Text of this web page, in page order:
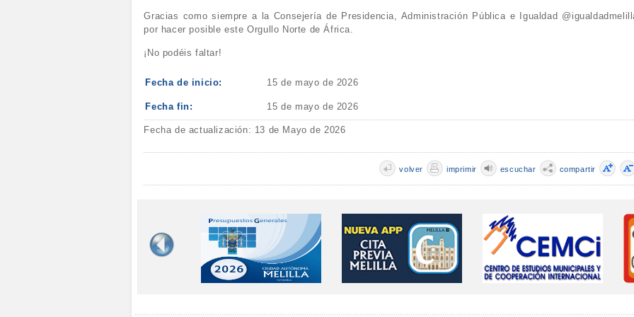
Gracias como siempre a la Consejería de Presidencia, Administración Pública e Igualdad
por hacer posible este Orgullo Norte de África.
¡No podéis faltar!
Fecha de inicio: 15 de mayo de 2026
Fecha fin: 15 de mayo de 2026
Fecha de actualización: 13 de Mayo de 2026
compartir
escuchar
imprimir
volver